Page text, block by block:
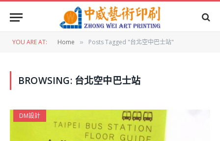
YOU ARE AT: Home » Posts Tagged "台北空中巴士站"
BROWSING: 台北空中巴士站
DM設計